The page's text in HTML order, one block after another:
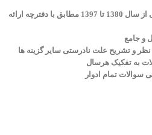
گرداوری 20 دوره سوالات حقوق مدنی از سال 1380 تا 1397 مطابق با دفترچه ارائه
و جامع
و تشریح علت نادرستی سایر گزینه ها
به تفکیک هرسال
سوالات تمام ادوار